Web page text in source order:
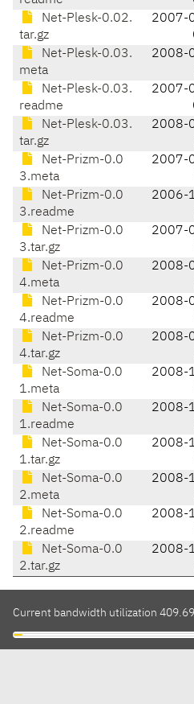
Net-Plesk-0.02.
tar.gz
2007-
Net-Plesk-0.03.
meta
2008-
Net-Plesk-0.03.
readme
2007-
Net-Plesk-0.03.
tar.gz
2008-
Net-Prizm-0.0
3.meta
2007-
Net-Prizm-0.0
3.readme
2006-
Net-Prizm-0.0
3.tar.gz
2007-
Net-Prizm-0.0
4.meta
2008-
Net-Prizm-0.0
4.readme
2008-
Net-Prizm-0.0
4.tar.gz
2008-
Net-Soma-0.0
1.meta
2008-
Net-Soma-0.0
1.readme
2008-
Net-Soma-0.0
1.tar.gz
2008-
Net-Soma-0.0
2.meta
2008-
Net-Soma-0.0
2.readme
2008-
Net-Soma-0.0
2.tar.gz
2008-
Current bandwidth utilization